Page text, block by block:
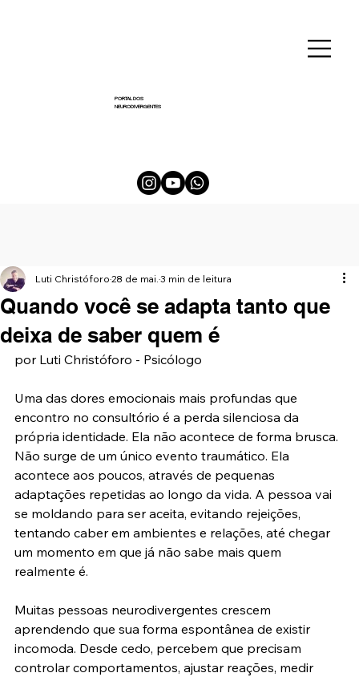
PORTAL DOS
NEURODIVERGENTES
Quando você se adapta tanto que
deixa de saber quem é
Luti Christóforo 28 de mai. 3 min de leitura
por Luti Christóforo - Psicólogo
Uma das dores emocionais mais profundas que
encontro no consultório é a perda silenciosa da
própria identidade. Ela não acontece de forma brusca.
Não surge de um único evento traumático. Ela
acontece aos poucos, através de pequenas
adaptações repetidas ao longo da vida. A pessoa vai
se moldando para ser aceita, evitando rejeições,
tentando caber em ambientes e relações, até chegar
um momento em que já não sabe mais quem
realmente é.
Muitas pessoas neurodivergentes crescem
aprendendo que sua forma espontânea de existir
incomoda. Desde cedo, percebem que precisam
controlar comportamentos, ajustar reações, medir